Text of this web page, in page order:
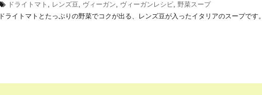
ドライトマト , レンズ豆, ヴィーガン, ヴィーガンレシピ, 野菜スープ
ドライトマトとたっぷりの野菜でコクが出る、レンズ豆が入ったイタリアのスープです。